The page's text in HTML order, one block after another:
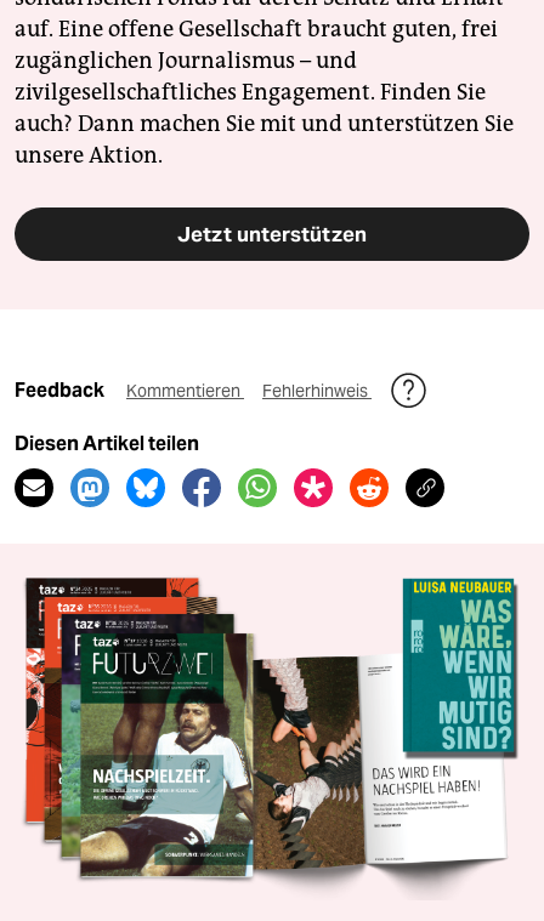
auf. Eine offene Gesellschaft braucht guten, frei
zugänglichen Journalismus – und
zivilgesellschaftliches Engagement. Finden Sie
auch? Dann machen Sie mit und unterstützen Sie
unsere Aktion.
Jetzt unterstützen
Feedback Kommentieren Fehlerhinweis
Diesen Artikel teilen